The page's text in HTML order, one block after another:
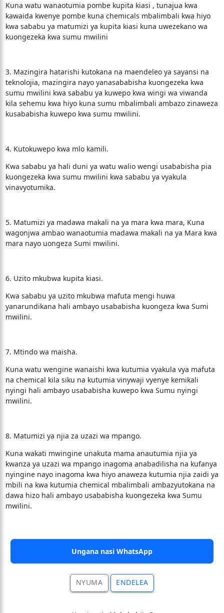
Kuna watu wanaotumia pombe kupita kiasi , tunajua kwa
kawaida kwenye pombe kuna chemicals mbalimbali kwa hiyo
kwa sababu ya matumizi ya kupita kiasi kuna uwezekano wa
kuongezeka kwa sumu mwilini
3. Mazingira hatarishi kutokana na maendeleo ya sayansi na
teknolojia, mazingira nayo yanasababisha kuongezeka kwa
sumu mwilini kwa sababu ya kuwepo kwa wingi wa viwanda
kila sehemu kwa hiyo kuna sumu mbalimbali ambazo zinaweza
kusababisha kuwepo kwa sumu mwilini.
4. Kutokuwepo kwa mlo kamili.
Kwa sababu ya hali duni ya watu walio wengi usababisha pia
kuongezeka kwa sumu mwilini kwa sababu ya vyakula
vinavyotumika.
5. Matumizi ya madawa makali na ya mara kwa mara, Kuna
wagonjwa ambao wanaotumia madawa makali na ya Mara kwa
mara nayo uongeza Sumi mwilini.
6. Uzito mkubwa kupita kiasi.
Kwa sababu ya uzito mkubwa mafuta mengi huwa
yanarundikana hali ambayo usababisha kuongeza kwa Sumi
mwilini.
7. Mtindo wa maisha.
Kuna watu wengine wanaishi kwa kutumia vyakula vya mafuta
na chemical kila siku na kutumia vinywaji vyenye kemikali
nyingi hali ambayo usababisha kuwepo kwa Sumu nyingi
mwilini.
8. Matumizi ya njia za uzazi wa mpango.
Kuna wakati mwingine unakuta mama anautumia njia ya
kwanza ya uzazi wa mpango inagoma anabadilisha na kufanya
nyingine nayo inagoma kwa hiyo anaweza kutumia njia zaidi ya
mbili na kwa kutumia chemical mbalimbali ambazyutokana na
dawa hizo hali ambayo usababisha kuongezeka kwa Sumu
mwilini.
Ungana nasi WhatsApp
NYUMA ENDELEA